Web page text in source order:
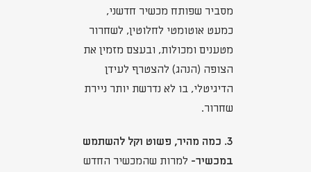
מסביר שפותח מכשיר חדשני,
כמעט אוטומטי לחלוטין, לשחרור
מטענים ומכולות, ובעצם מזמין את
הצופה (הנהג) להצטרף לעידן
הדיגיטלי, בו לא נדרשת יותר ניירת
שחרור.
3. כמה מהיר, פשוט וקל להשתמש
במכשיר- למרות שהמכשיר החדש